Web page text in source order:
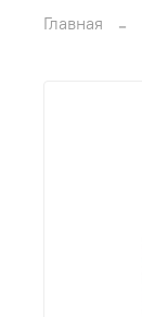
Главная